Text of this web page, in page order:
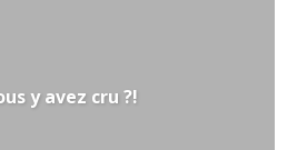
y avez cru ?!